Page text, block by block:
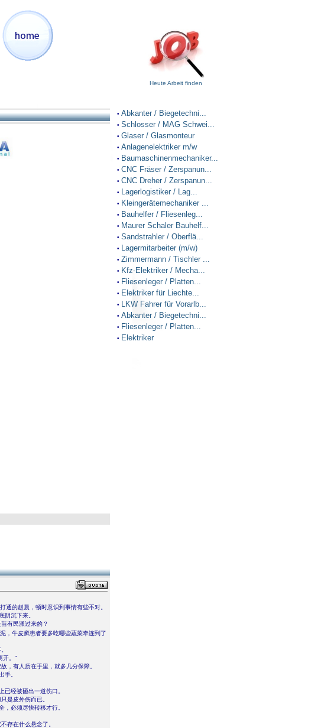
通的赵晨，顿时意识到事情有些不对。
阴沉下来。
有民派过来的？
，牛皮癣患者要多吃哪些蔬菜牵连到了
开。”
，有人质在手里，就多几分保障。
手。
已经被砸出一道伤口。
是皮外伤而已。
，必须尽快转移才行。
存在什么悬念了。
Heute Arbeit finden
• Abkanter / Biegetechni...
• Schlosser / MAG Schwei...
• Glaser / Glasmonteur
• Anlagenelektriker m/w
• Baumaschinenmechaniker...
• CNC Fräser / Zerspanun...
• CNC Dreher / Zerspanun...
• Lagerlogistiker / Lag...
• Kleingerätemechaniker ...
• Bauhelfer / Fliesenleg...
• Maurer Schaler Bauhelf...
• Sandstrahler / Oberflä...
• Lagermitarbeiter (m/w)
• Zimmermann / Tischler ...
• Kfz-Elektriker / Mecha...
• Fliesenleger / Platten...
• Elektriker für Liechte...
• LKW Fahrer für Vorarlb...
• Abkanter / Biegetechni...
• Fliesenleger / Platten...
• Elektriker